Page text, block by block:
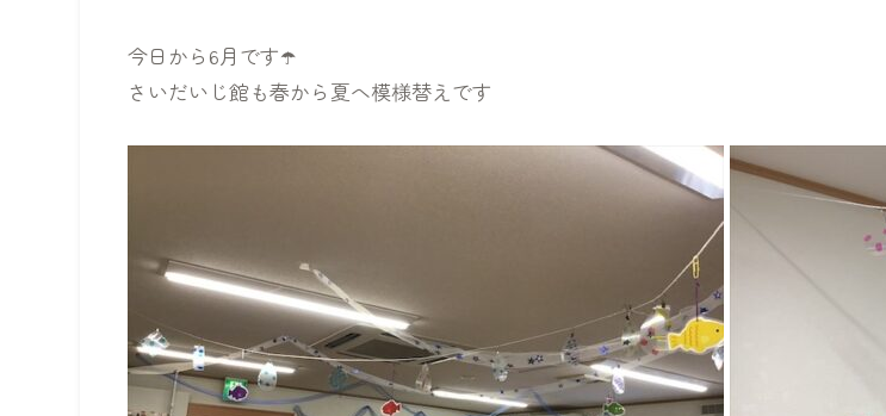
今日から6月です☂️
さいだいじ館も春から夏へ模様替えです